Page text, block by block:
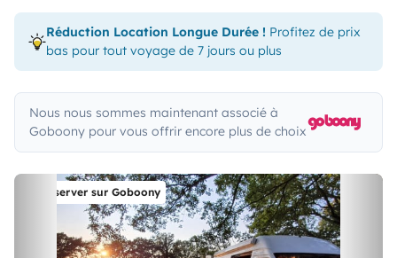
Réduction Location Longue Durée ! Profitez de prix
bas pour tout voyage de 7 jours ou plus
Nous nous sommes maintenant associé à
Goboony pour vous offrir encore plus de choix
Réserver sur Goboony